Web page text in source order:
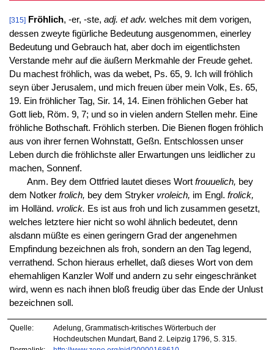
[315] Fröhlich, -er, -ste, adj. et adv. welches mit dem vorigen,
dessen zweyte figürliche Bedeutung ausgenommen, einerley
Bedeutung und Gebrauch hat, aber doch im eigentlichsten
Verstande mehr auf die äußern Merkmahle der Freude gehet.
Du machest fröhlich, was da webet, Ps. 65, 9. Ich will fröhlich
seyn über Jerusalem, und mich freuen über mein Volk, Es. 65,
19. Ein fröhlicher Tag, Sir. 14, 14. Einen fröhlichen Geber hat
Gott lieb, Röm. 9, 7; und so in vielen andern Stellen mehr. Eine
fröhliche Bothschaft. Fröhlich sterben. Die Bienen flogen fröhlich
aus von ihrer fernen Wohnstatt, Geßn. Entschlossen unser
Leben durch die fröhlichste aller Erwartungen uns leidlicher zu
machen, Sonnenf.
Anm. Bey dem Ottfried lautet dieses Wort frouuelich, bey
dem Notker frolich, bey dem Stryker vroleich, im Engl. frolick,
im Holländ. vrolick. Es ist aus froh und lich zusammen gesetzt,
welches letztere hier nicht so wohl ähnlich bedeutet, denn
alsdann müßte es einen geringern Grad der angenehmen
Empfindung bezeichnen als froh, sondern an den Tag legend,
verrathend. Schon hieraus erhellet, daß dieses Wort von dem
ehemahligen Kanzler Wolf und andern zu sehr eingeschränket
wird, wenn es nach ihnen bloß freudig über das Ende der Unlust
bezeichnen soll.
Quelle:
Adelung, Grammatisch-kritisches Wörterbuch der
Hochdeutschen Mundart, Band 2. Leipzig 1796, S. 315.